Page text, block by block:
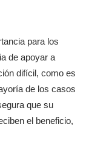
para los
de apoyar a
difícil, como es
de los casos
que su
el beneficio,